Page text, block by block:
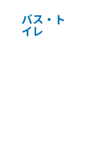
バス・ト
イレ